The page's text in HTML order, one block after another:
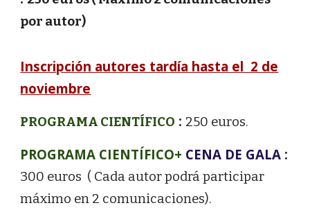
por autor)
Inscripción autores tardía hasta el 2 de
noviembre
PROGRAMA CIENTÍFICO : 250 euros.
PROGRAMA CIENTÍFICO+ CENA DE GALA :
300 euros ( Cada autor podrá participar
máximo en 2 comunicaciones).